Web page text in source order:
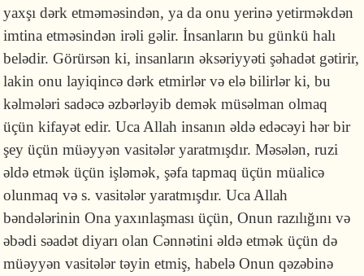
yaxşı dərk etməməsindən, ya da onu yerinə yetirməkdən
imtina etməsindən irəli gəlir. İnsanların bu günkü halı
belədir. Görürsən ki, insanların əksəriyyəti şəhadət gətirir,
lakin onu layiqincə dərk etmirlər və elə bilirlər ki, bu
kəlmələri sadəcə əzbərləyib demək müsəlman olmaq
üçün kifayət edir. Uca Allah insanın əldə edəcəyi hər bir
şey üçün müəyyən vasitələr yaratmışdır. Məsələn, ruzi
əldə etmək üçün işləmək, şəfa tapmaq üçün müalicə
olunmaq və s. vasitələr yaratmışdır. Uca Allah
bəndələrinin Ona yaxınlaşması üçün, Onun razılığını və
əbədi səadət diyarı olan Cənnətini əldə etmək üçün də
müəyyən vasitələr təyin etmiş, habelə Onun qəzəbinə